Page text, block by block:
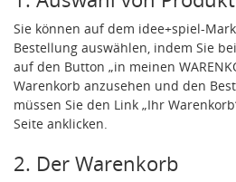
Sie können auf dem idee+spiel-
Bestellung auswählen, indem Sie
auf den Button „in meinen
Warenkorb anzusehen und den
müssen Sie den Link „Ihr
Seite anklicken.
2. Der Warenkorb